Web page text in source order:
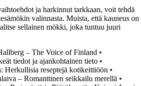
ja harkinnut tarkkaan, voit tehdä
valinnasta. Muista, että kauneus on
sellainen mökki, joka tuntuu juuri
– The Voice of Finland •
tiedot ja ajankohtainen tieto •
Herkullisia reseptejä kotikeittiöön •
– Romanttinen seikkailu merellä •